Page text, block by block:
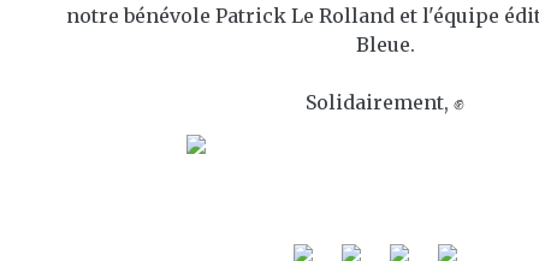
notre bénévole Patrick Le Rolland et l'équipe
Bleue.
Solidairement, ✊